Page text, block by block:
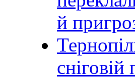
й
сніговій